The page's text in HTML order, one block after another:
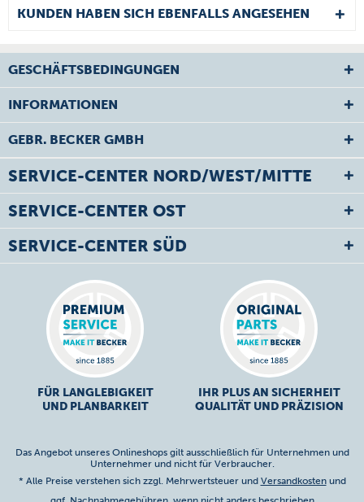
KUNDEN HABEN SICH EBENFALLS ANGESEHEN
GESCHÄFTSBEDINGUNGEN
INFORMATIONEN
GEBR. BECKER GMBH
SERVICE-CENTER NORD/WEST/MITTE
SERVICE-CENTER OST
SERVICE-CENTER SÜD
FÜR LANGLEBIGKEIT
UND PLANBARKEIT
IHR PLUS AN SICHERHEIT
QUALITÄT UND PRÄZISION
Das Angebot unseres Onlineshops gilt ausschließlich für Unternehmen und
Unternehmer und nicht für Verbraucher.
* Alle Preise verstehen sich zzgl. Mehrwertsteuer und Versandkostenund